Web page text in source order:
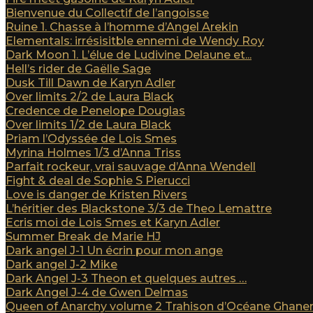
Bienvenue du Collectif de l’angoisse
Ruine 1. Chasse à l’homme d’Angel Arekin
Elementals: irrésisitble ennemi de Wendy Roy
Dark Moon 1. L’élue de Ludivine Delaune et...
Hell’s rider de Gaëlle Sage
Dusk Till Dawn de Karyn Adler
Over limits 2/2 de Laura Black
Credence de Penelope Douglas
Over limits 1/2 de Laura Black
Priam l’Odyssée de Lois Smes
Myrina Holmes 1/3 d’Anna Triss
Parfait rockeur, vrai sauvage d’Anna Wendell
Fight & deal de Sophie S Pierucci
Love is danger de Kristen Rivers
L’héritier des Blackstone 3/3 de Theo Lemattre
Ecris moi de Lois Smes et Karyn Adler
Summer Break de Marie HJ
Dark angel J-1 Un écrin pour mon ange
Dark angel J-2 Mike
Dark Angel J-3 Theon et quelques autres …
Dark Angel J-4 de Gwen Delmas
Queen of Anarchy volume 2 Trahison d’Océane